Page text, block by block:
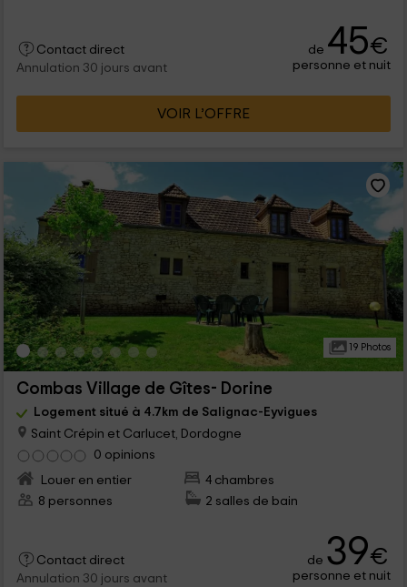
Contact direct
Annulation 30 jours avant
de 45€
personne et nuit
VOIR L’OFFRE
19 Photos
Combas Village de Gîtes- Dorine
Logement situé à 4.7km de Salignac-Eyvigues
Saint Crépin et Carlucet, Dordogne
0 opinions
Louer en entier
4 chambres
8 personnes
2 salles de bain
Contact direct
Annulation 30 jours avant
de 39€
personne et nuit